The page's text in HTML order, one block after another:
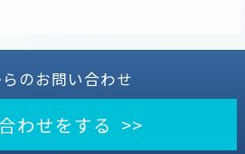
のお問い合わせ
わせをする >>